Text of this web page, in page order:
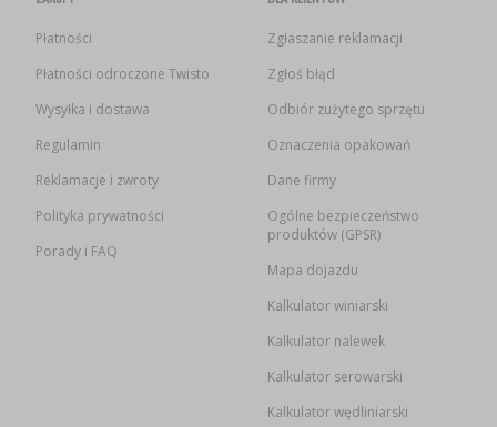
Płatności
Płatności odroczone Twisto
Wysyłka i dostawa
Regulamin
Reklamacje i zwroty
Polityka prywatności
Porady i FAQ
Zgłaszanie reklamacji
Zgłoś błąd
Odbiór zużytego sprzętu
Oznaczenia opakowań
Dane firmy
Ogólne bezpieczeństwo
produktów (GPSR)
Mapa dojazdu
Kalkulator winiarski
Kalkulator nalewek
Kalkulator serowarski
Kalkulator wędliniarski